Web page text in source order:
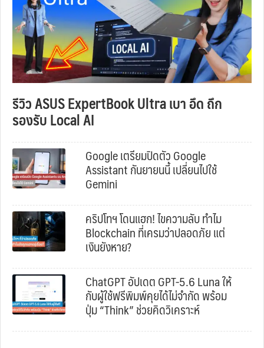
รีวิว ASUS ExpertBook Ultra เบา อึด ถึก
รองรับ Local AI
Google เตรียมปิดตัว Google
Assistant กันยายนนี้ เปลี่ยนไปใช้
Gemini
คริปโทฯ โดนแฮก! ไขความลับ ทำไม
Blockchain ที่เครมว่าปลอดภัย แต่
เงินยังหาย?
ChatGPT อัปเดต GPT-5.6 Luna ให้
กับผู้ใช้ฟรีพิมพ์คุยได้ไม่จำกัด พร้อม
ปุ่ม “Think” ช่วยคิดวิเคราะห์